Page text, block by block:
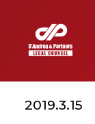
CHI SIAMO
2019.3.15